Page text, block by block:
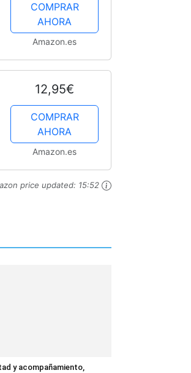
COMPRAR
AHORA
Amazon.es
12,95€
COMPRAR
AHORA
Amazon.es
price updated: 15:52
y acompañamiento,